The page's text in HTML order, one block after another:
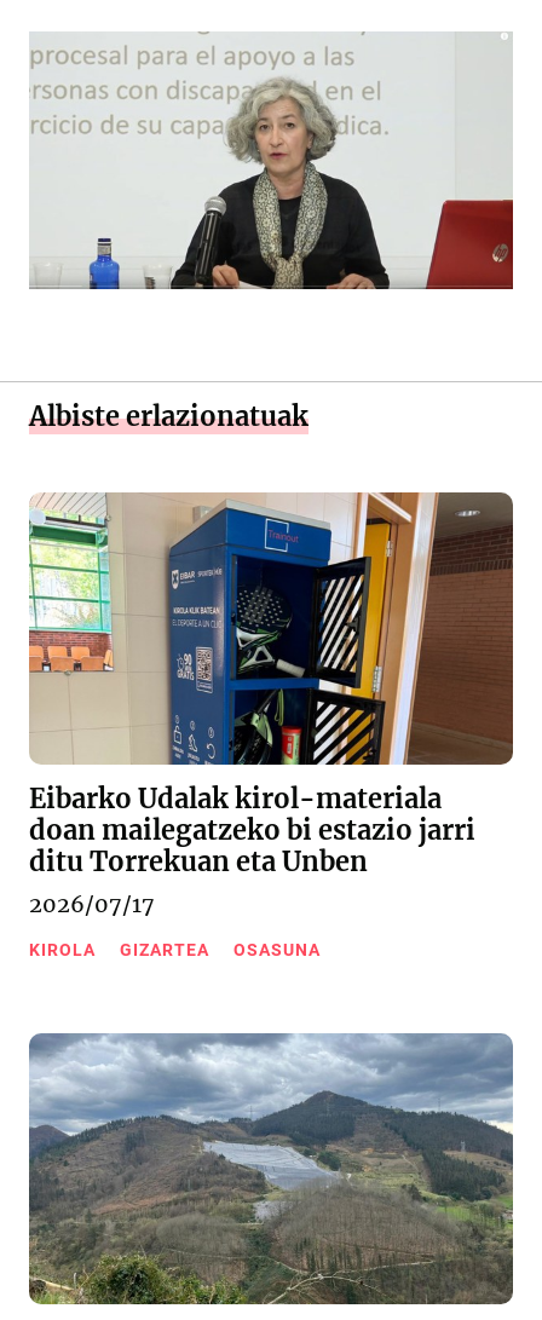
Albiste erlazionatuak
Eibarko Udalak kirol-materiala
doan mailegatzeko bi estazio jarri
ditu Torrekuan eta Unben
2026/07/17
KIROLA GIZARTEA OSASUNA